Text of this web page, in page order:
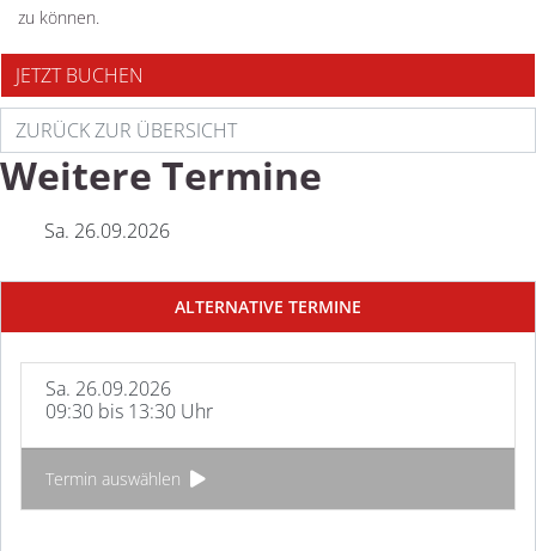
ALTERNATIVE TERMINE
Sa. 26.09.2026
09:30 bis 13:30 Uhr
Termin auswählen
zu können.
JETZT BUCHEN
ZURÜCK ZUR ÜBERSICHT
Weitere Termine
Sa. 26.09.2026